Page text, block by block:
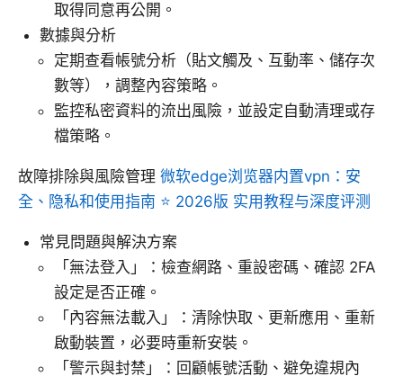
取得同意再公開。
數據與分析
定期查看帳號分析（貼文觸及、互動率、儲存次
數等），調整內容策略。
監控私密資料的流出風險，並設定自動清理或存
檔策略。
故障排除與風險管理 微软edge浏览器内置vpn：安
全、隐私和使用指南 ⭐ 2026版 实用教程与深度评测
常見問題與解決方案
「無法登入」：檢查網路、重設密碼、確認 2FA
設定是否正確。
「內容無法載入」：清除快取、更新應用、重新
啟動裝置，必要時重新安裝。
「警示與封禁」：回顧帳號活動、避免違規內